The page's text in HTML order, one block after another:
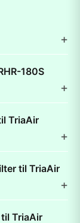
180S
TriaAir
til TriaAir
TriaAir